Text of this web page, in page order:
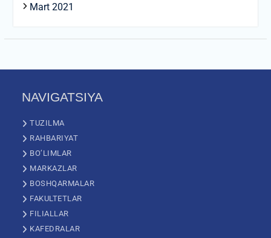
Mart 2021
NAVIGATSIYA
TUZILMA
RAHBARIYAT
BO’LIMLAR
MARKAZLAR
BOSHQARMALAR
FAKULTETLAR
FILIALLAR
KAFEDRALAR